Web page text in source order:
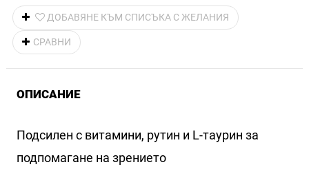
ДОБАВЯНЕ КЪМ СПИСЪКА С ЖЕЛАНИЯ
СРАВНИ
ОПИСАНИЕ
Подсилен с витамини, рутин и L-таурин за
подпомагане на зрението